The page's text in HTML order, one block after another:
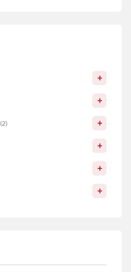
+
+
(2) +
+
+
+